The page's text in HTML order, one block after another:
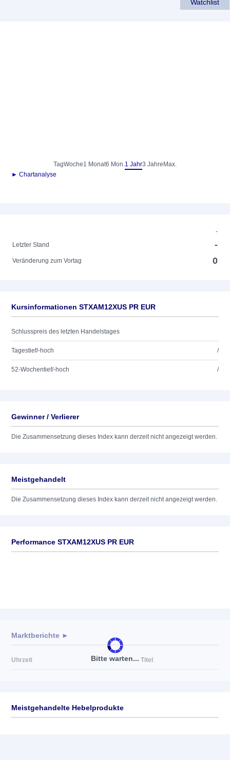
Watchlist
TagWoche1 Monat6 Mon.1 Jahr3 Jahre Max.
► Chartanalyse
-
Letzter Stand
-
Veränderung zum Vortag 0
Kursinformationen STXAM12XUS PR EUR
Schlusspreis des letzten Handelstages
Tagestief/-hoch /
52-Wochentief/-hoch /
Gewinner / Verlierer
Die Zusammensetzung dieses Index kann derzeit nicht angezeigt werden.
Meistgehandelt
Die Zusammensetzung dieses Index kann derzeit nicht angezeigt werden.
Performance STXAM12XUS PR EUR
Bitte warten...
Marktberichte ►
Uhrzeit Titel
Meistgehandelte Hebelprodukte